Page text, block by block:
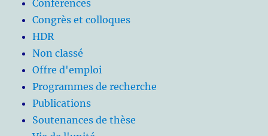
Conférences
Congrès et colloques
HDR
Non classé
Offre d'emploi
Programmes de recherche
Publications
Soutenances de thèse